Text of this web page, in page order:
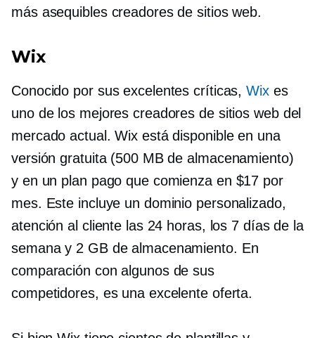
más asequibles creadores de sitios web.
Wix
Conocido por sus excelentes críticas,Wixes
uno de los mejores creadores de sitios web del
mercado actual. Wix está disponible en una
versión gratuita (500 MB de almacenamiento)
y en un plan pago que comienza en $17 por
mes. Este incluye un dominio personalizado,
atención al cliente las 24 horas, los 7 días de la
semana y 2 GB de almacenamiento. En
comparación con algunos de sus
competidores, es una excelente oferta.